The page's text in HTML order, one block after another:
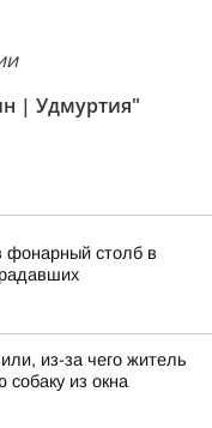
| Удмуртия"
фонарный столб в
из-за чего житель
из окна